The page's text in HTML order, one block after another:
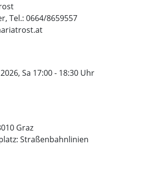
Tel.: 0664/8659557
Sa 17:00 - 18:30 Uhr
Graz
Straßenbahnlinien